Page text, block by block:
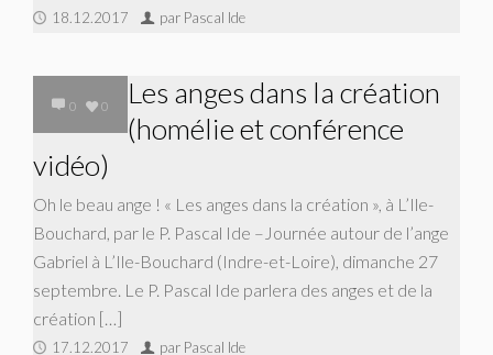
18.12.2017 par Pascal Ide
0 0
Les anges dans la création
(homélie et conférence
vidéo)
Oh le beau ange ! « Les anges dans la création », à L’Ile-
Bouchard, par le P. Pascal Ide –Journée autour de l’ange
Gabriel à L’Ile-Bouchard (Indre-et-Loire), dimanche 27
septembre. Le P. Pascal Ide parlera des anges et de la
création […]
17.12.2017 par Pascal Ide